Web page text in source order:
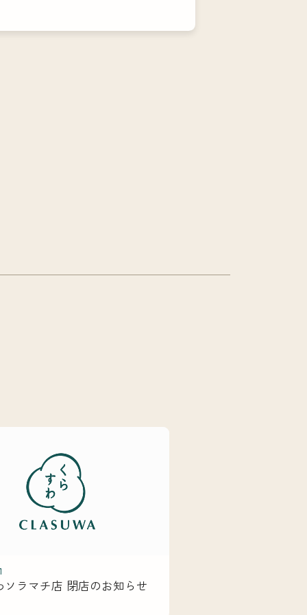
ソラマチ店 閉店のお知らせ